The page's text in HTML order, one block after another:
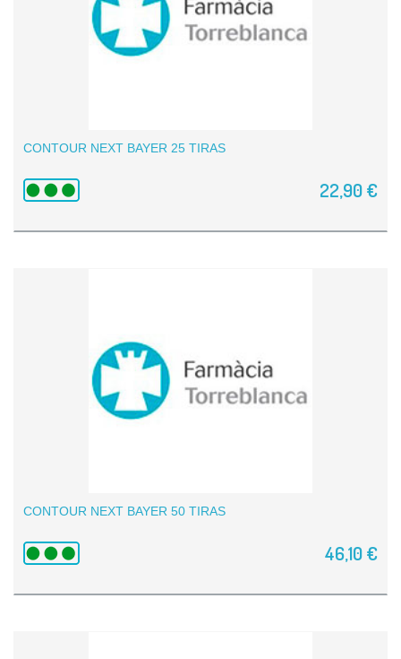
CONTOUR NEXT BAYER 25 TIRAS
22,90 €
CONTOUR NEXT BAYER 50 TIRAS
46,10 €